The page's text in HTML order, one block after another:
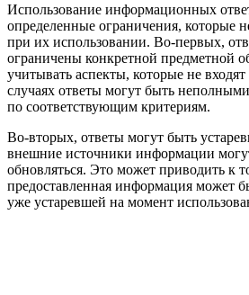
Использование информационных
определенные ограничения, которые
при их использовании. Во-первых,
ограничены конкретной предметной
учитывать аспекты, которые не
случаях ответы могут быть
по соответствующим критериям.
Во-вторых, ответы могут быть
внешние источники информации
обновляться. Это может приводить к
предоставленная информация может
уже устаревшей на момент